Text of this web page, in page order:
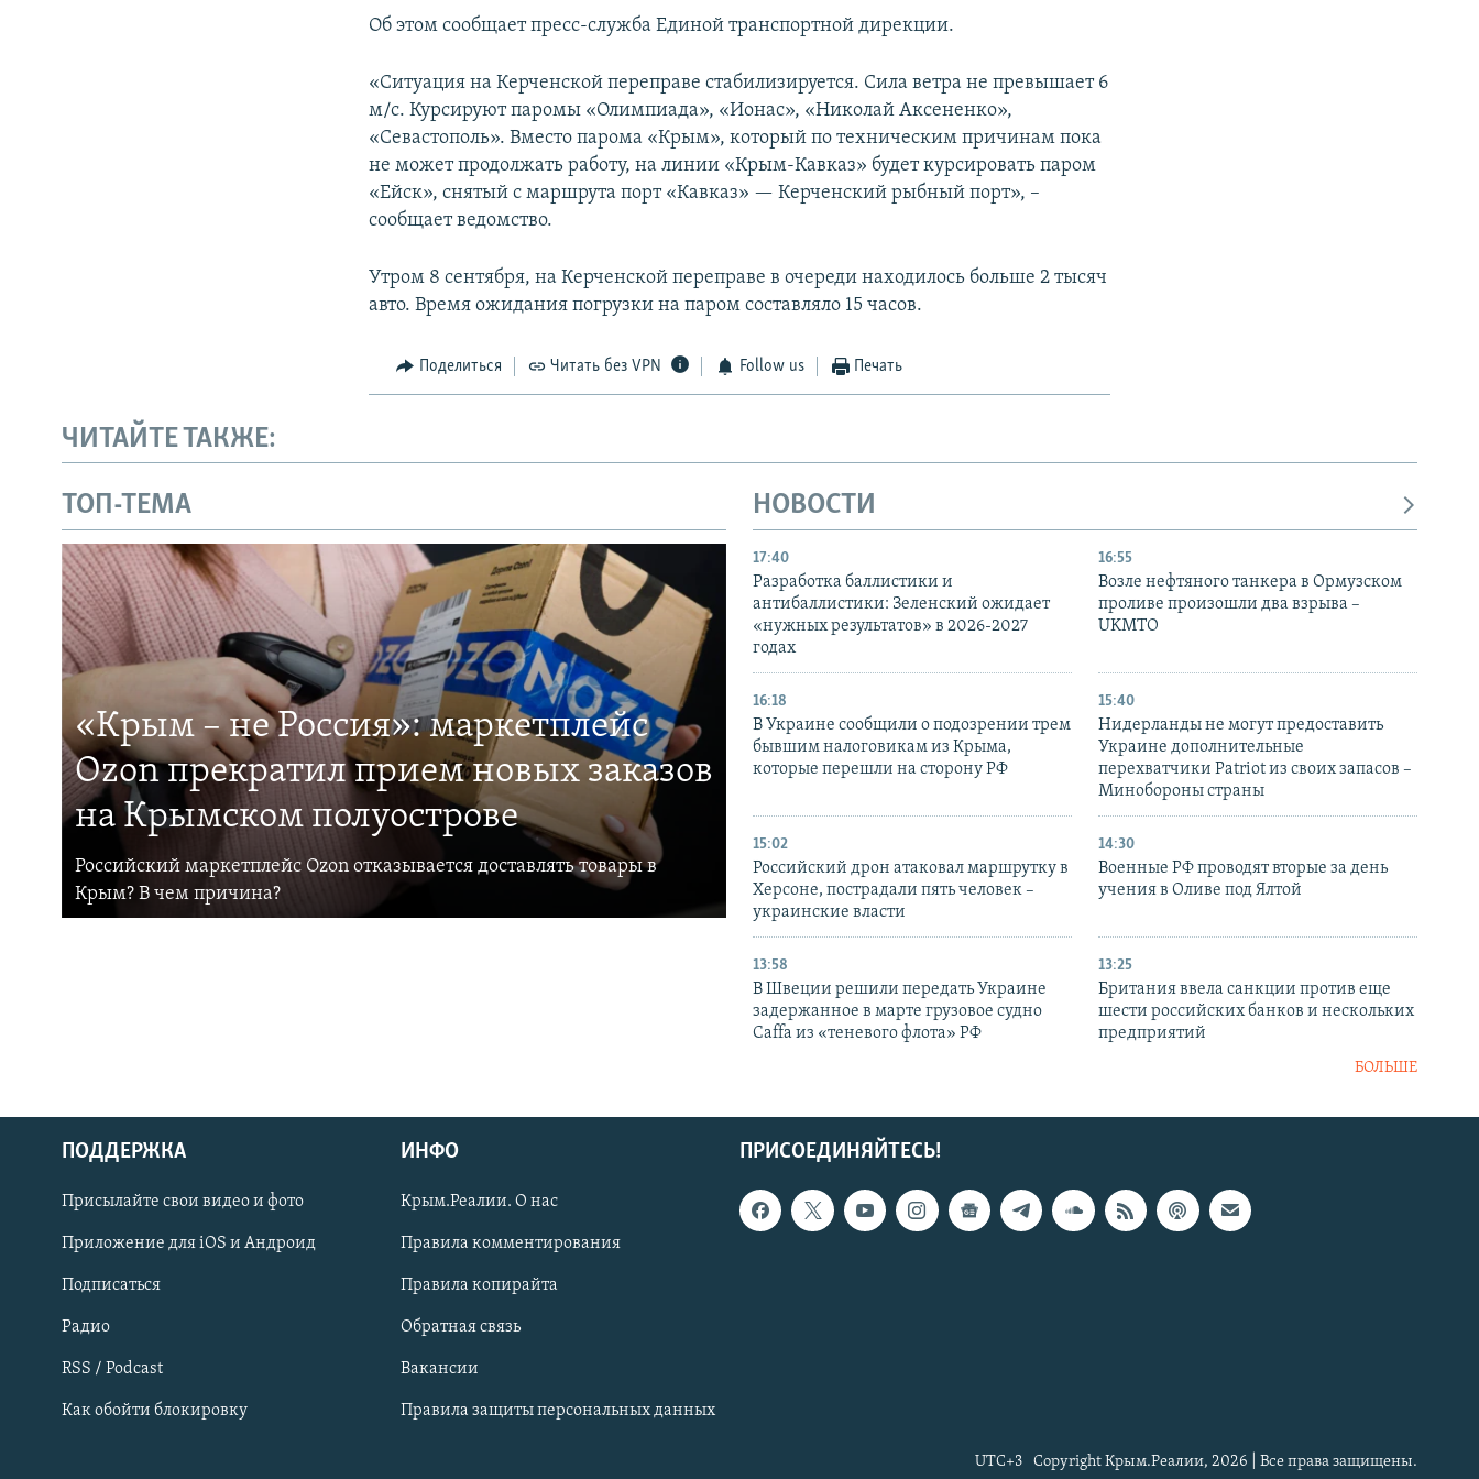
Українською
Qırımtatar
ПРИСОЕДИНЯЙТЕСЬ!
Об этом сообщает пресс-служба Единой транспортной дирекции.
«Ситуация на Керченской переправе стабилизируется. Сила ветра не превышает 6
м/с. Курсируют паромы «Олимпиада», «Ионас», «Николай Аксененко»,
«Севастополь». Вместо парома «Крым», который по техническим причинам пока
не может продолжать работу, на линии «Крым-Кавказ» будет курсировать паром
«Ейск», снятый с маршрута порт «Кавказ» — Керченский рыбный порт», –
сообщает ведомство.
Утром 8 сентября, на Керченской переправе в очереди находилось больше 2 тысяч
авто. Время ожидания погрузки на паром составляло 15 часов.
Поделиться Читать без VPN Follow us Печать
ЧИТАЙТЕ ТАКЖЕ:
ТОП-ТЕМА
«Крым – не Россия»: маркетплейс
Ozon прекратил прием новых заказов
на Крымском полуострове
Российский маркетплейс Ozon отказывается доставлять товары в
Крым? В чем причина?
НОВОСТИ
17:40
Разработка баллистики и
антибаллистики: Зеленский ожидает
«нужных результатов» в 2026-2027
годах
16:55
Возле нефтяного танкера в Ормузском
проливе произошли два взрыва –
UKMTO
16:18
В Украине сообщили о подозрении трем
бывшим налоговикам из Крыма,
которые перешли на сторону РФ
15:40
Нидерланды не могут предоставить
Украине дополнительные
перехватчики Patriot из своих запасов –
Минобороны страны
15:02
Российский дрон атаковал маршрутку в
Херсоне, пострадали пять человек –
украинские власти
14:30
Военные РФ проводят вторые за день
учения в Оливе под Ялтой
13:58
В Швеции решили передать Украине
задержанное в марте грузовое судно
Caffa из «теневого флота» РФ
13:25
Британия ввела санкции против еще
шести российских банков и нескольких
предприятий
БОЛЬШЕ
ПРИСОЕДИНЯЙТЕСЬ!
ПОДДЕРЖКА
Присылайте свои видео и фото
Приложение для iOS и Андроид
Подписаться
Радио
RSS / Podcast
Как обойти блокировку
ИНФО
Крым.Реалии. О нас
Правила комментирования
Правила копирайта
Обратная связь
Вакансии
Правила защиты персональных данных
Copyright Крым.Реалии, 2026 | Все права защищены.
UTC+3